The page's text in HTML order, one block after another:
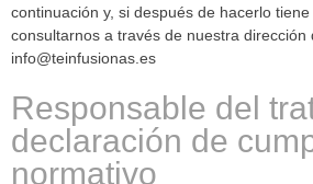
continuación y, si después de hacerlo
consultarnos a través de nuestra dirección
info@teinfusionas.es
Responsable del
declaración de
normativo